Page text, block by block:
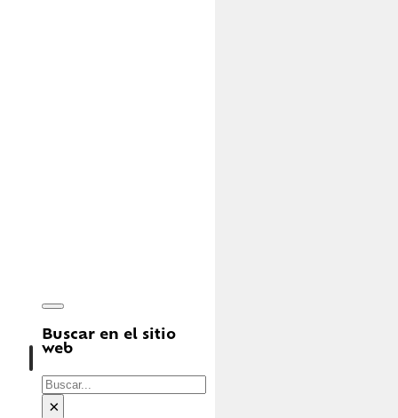
Buscar en el sitio
web
Buscar
×